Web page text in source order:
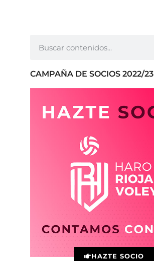
CAMPAÑA DE SOCIOS 2022/23
HAZTE SOCIO